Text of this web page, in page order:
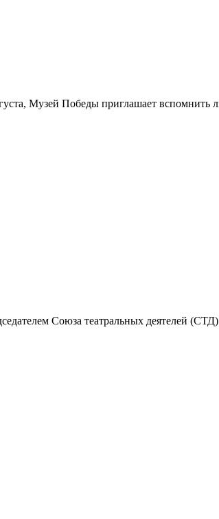
Музей Победы приглашает вспомнить
Союза театральных деятелей